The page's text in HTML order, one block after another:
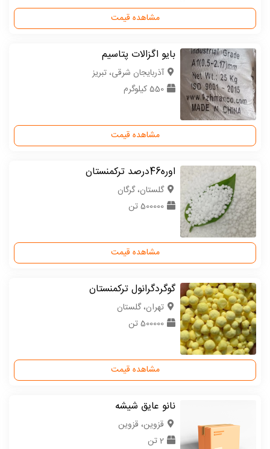
مشاهده قیمت
بایو اگزالات پتاسیم
آذربایجان شرقی، تبریز
550 کیلوگرم
مشاهده قیمت
اوره46درصد ترکمنستان
گلستان، گرگان
500000 تن
مشاهده قیمت
گوگردگرانول ترکمنستان
تهران، گلستان
500000 تن
مشاهده قیمت
نانو عایق شیشه
قزوین، قزوین
2 تن